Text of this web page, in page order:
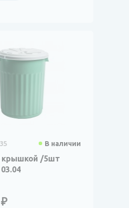
В наличии
крышкой /5шт